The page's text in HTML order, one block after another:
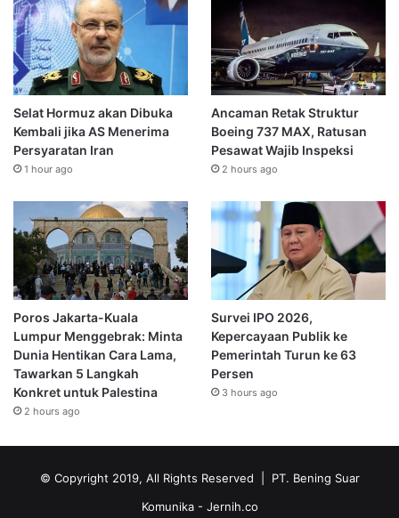
Selat Hormuz akan Dibuka
Kembali jika AS Menerima
Persyaratan Iran
1 hour ago
Ancaman Retak Struktur
Boeing 737 MAX, Ratusan
Pesawat Wajib Inspeksi
2 hours ago
Poros Jakarta-Kuala
Lumpur Menggebrak: Minta
Dunia Hentikan Cara Lama,
Tawarkan 5 Langkah
Konkret untuk Palestina
2 hours ago
Survei IPO 2026,
Kepercayaan Publik ke
Pemerintah Turun ke 63
Persen
3 hours ago
© Copyright 2019, All Rights Reserved | PT. Bening Suar
Komunika - Jernih.co